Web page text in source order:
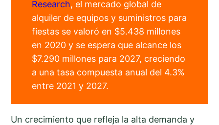
Research, el mercado global de
alquiler de equipos y suministros para
fiestas se valoró en $5.438 millones
en 2020 y se espera que alcance los
$7.290 millones para 2027, creciendo
a una tasa compuesta anual del 4.3%
entre 2021 y 2027.
Un crecimiento que refleja la alta demanda y